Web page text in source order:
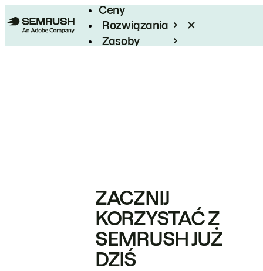
Ceny
Rozwiązania
Zasoby
ZACZNIJ
KORZYSTAĆ Z
SEMRUSH JUŻ
DZIŚ